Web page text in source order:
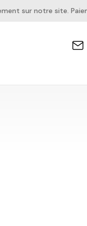
sur notre site.